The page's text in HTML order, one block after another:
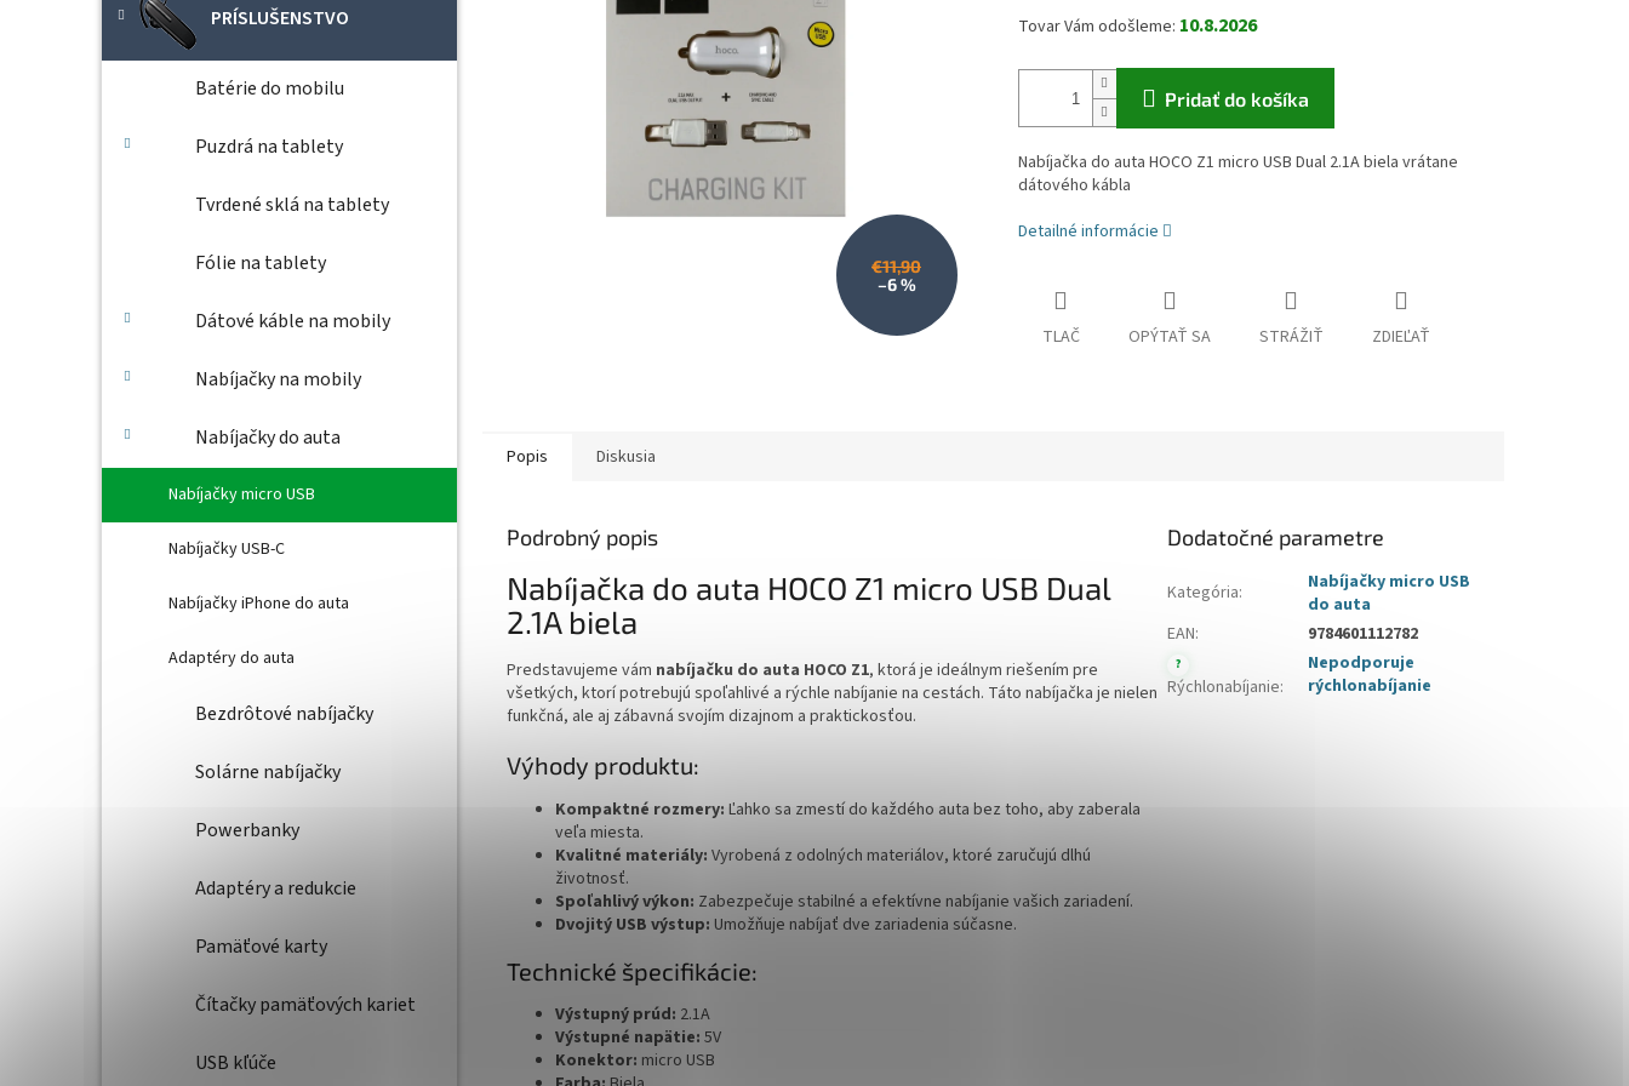
PRÍSLUŠENSTVO
Batérie do mobilu
Puzdrá na tablety
Tvrdené sklá na tablety
Fólie na tablety
Dátové káble na mobily
Nabíjačky na mobily
Nabíjačky do auta
Nabíjačky micro USB
Nabíjačky USB-C
Nabíjačky iPhone do auta
Adaptéry do auta
Bezdrôtové nabíjačky
Solárne nabíjačky
Powerbanky
Adaptéry a redukcie
Pamäťové karty
Čítačky pamäťových kariet
USB kľúče
€11,90
–6 %
10.8.2026
Pridať do košíka
Nabíjačka do auta HOCO Z1 micro USB Dual 2.1A biela vrátane
dátového kábla
Detailné informácie
TLAČ OPÝTAŤ SA STRÁŽIŤ ZDIEĽAŤ
Popis Diskusia
Podrobný popis
Nabíjačka do auta HOCO Z1 micro USB Dual
2.1A biela
Predstavujeme vám nabíjačku do auta HOCO Z1, ktorá je ideálnym riešením pre
všetkých, ktorí potrebujú spoľahlivé a rýchle nabíjanie na cestách. Táto nabíjačka je nielen
funkčná, ale aj zábavná svojím dizajnom a praktickosťou.
Výhody produktu:
Kompaktné rozmery: Ľahko sa zmestí do každého auta bez toho, aby zaberala
veľa miesta.
Kvalitné materiály: Vyrobená z odolných materiálov, ktoré zaručujú dlhú
životnosť.
Spoľahlivý výkon: Zabezpečuje stabilné a efektívne nabíjanie vašich zariadení.
Dvojitý USB výstup: Umožňuje nabíjať dve zariadenia súčasne.
Technické špecifikácie:
Výstupný prúd: 2.1A
Výstupné napätie: 5V
Konektor: micro USB
Dodatočné parametre
Kategória:
Nabíjačky micro USB
do auta
EAN: 9784601112782
?
Rýchlonabíjanie:
Nepodporuje
rýchlonabíjanie